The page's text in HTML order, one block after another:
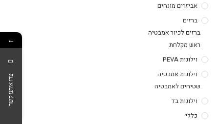
אביזרים מונחים
ברזים
ברזים לכיור אמבטיה
ראש מקלחת
וילונות PEVA
וילונות אמבטיה
שטיחים לאמבטיה
וילונות בד
כללי
←
צרו איתנו קשר